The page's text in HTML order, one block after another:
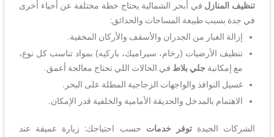
تنظيف المنازل في أبحر الشمالية يحتاج خطة مختلفة عن أحياء أخرى
في جدة بسبب طبيعة المساحات والحدائق:
إزالة الغبار من الجدران والأسقف والأركان المخفية.
تنظيف الأرضيات (رخام، سيراميك، باركيه) بمواد تناسب كل نوع،
مع إمكانية جلي بلاط في الحالات اللي تحتاج معالجة أعمق.
غسيل النوافذ والواجهات الزجاجية المطلة على البحر.
الاهتمام بالمدخل والحديقة الأمامية والخلفية قدر الإمكان.
الشركات الجيدةتوفر خدمات حسب احتياجك: زيارة عميقة عند